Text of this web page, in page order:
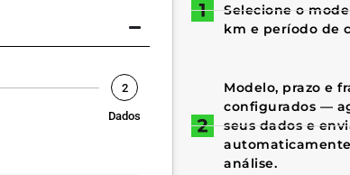
2
Dados
Selecione o
km e período de
Modelo, prazo e
configurados —
seus dados e
análise.